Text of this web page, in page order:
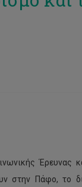
Έρευνας
στην Πάφο, το